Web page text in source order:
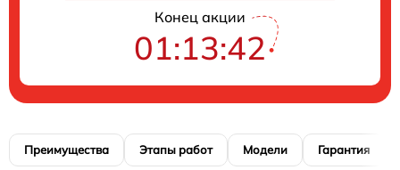
Конец акции
01:13:41
Преимущества Этапы работ Модели Гарантия